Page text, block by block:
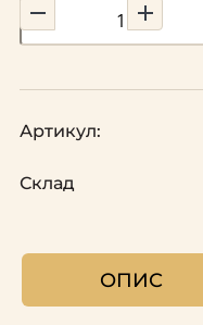
Артикул:
Склад
ОПИС